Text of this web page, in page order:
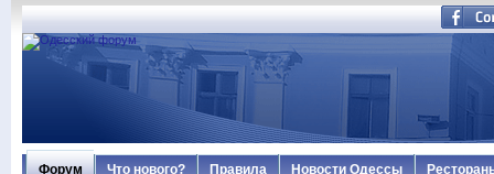
Форум Что нового? Правила Новости Одессы